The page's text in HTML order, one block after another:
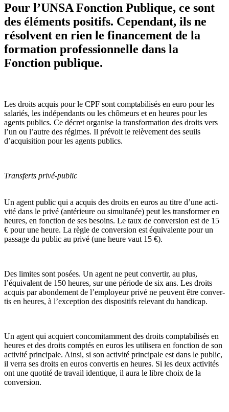
Pour l’UNSA Fonction Publique, ce sont
des éléments positifs. Cependant, ils ne
résolvent en rien le financement de la
formation professionnelle dans la
Fonction publique.
Les droits acquis pour le CPF sont comp­ta­bi­li­sés en euro pour les
sala­riés, les indé­pen­dants ou les chô­meurs et en heures pour les
agents publics. Ce décret orga­nise la trans­for­ma­tion des droits vers
l’un ou l’autre des régi­mes. Il pré­voit le relè­ve­ment des seuils
d’acqui­si­tion pour les agents publics.
Transferts privé-public
Un agent public qui a acquis des droits en euros au titre d’une acti­
vité dans le privé (anté­rieure ou simul­ta­née) peut les trans­for­mer en
heures, en fonc­tion de ses besoins. Le taux de conver­sion est de 15
€ pour une heure. La règle de conver­sion est équivalente pour un
pas­sage du public au privé (une heure vaut 15 €).
Des limi­tes sont posées. Un agent ne peut conver­tir, au plus,
l’équivalent de 150 heures, sur une période de six ans. Les droits
acquis par abon­de­ment de l’employeur privé ne peu­vent être conver­
tis en heures, à l’excep­tion des dis­po­si­tifs rele­vant du han­di­cap.
Un agent qui acquiert conco­mi­tam­ment des droits comp­ta­bi­li­sés en
heures et des droits comp­tés en euros les uti­li­sera en fonc­tion de son
acti­vité prin­ci­pale. Ainsi, si son acti­vité prin­ci­pale est dans le public,
il verra ses droits en euros conver­tis en heures. Si les deux acti­vi­tés
ont une quo­tité de tra­vail iden­ti­que, il aura le libre choix de la
conver­sion.